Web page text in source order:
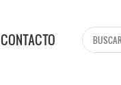
CONTACTO